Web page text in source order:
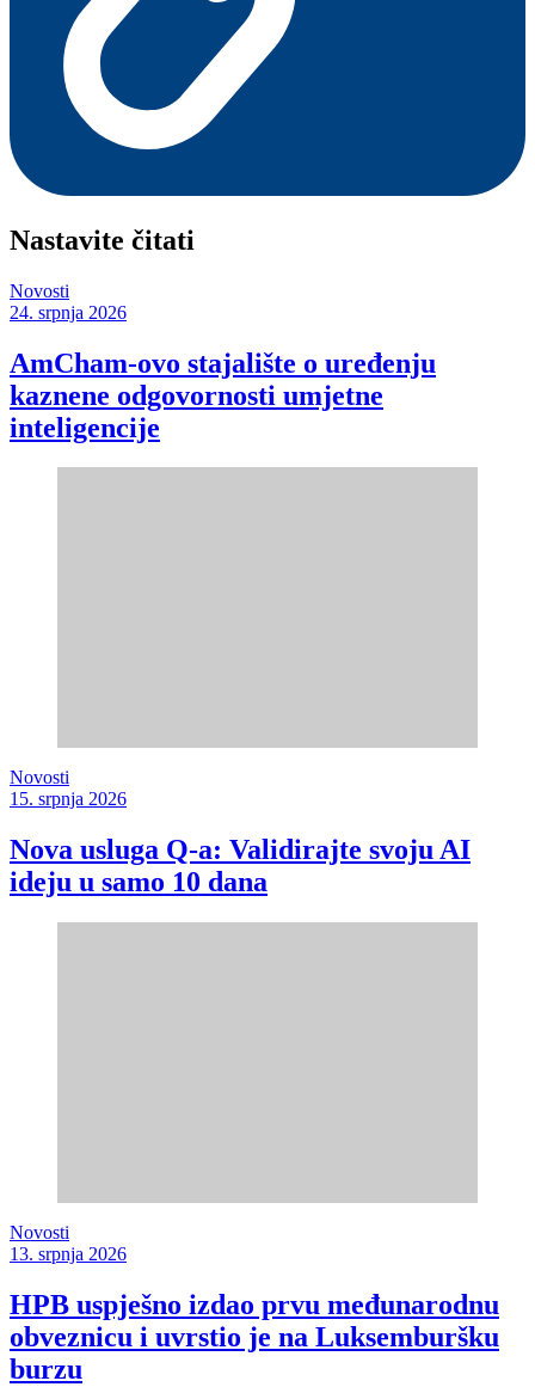
Nastavite čitati
Novosti
24. srpnja 2026
AmCham-ovo stajalište o uređenju
kaznene odgovornosti umjetne
inteligencije
Novosti
15. srpnja 2026
Nova usluga Q-a: Validirajte svoju AI
ideju u samo 10 dana
Novosti
13. srpnja 2026
HPB uspješno izdao prvu međunarodnu
obveznicu i uvrstio je na Luksemburšku
burzu